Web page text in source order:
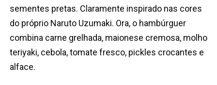
sementes pretas. Claramente inspirado nas cores
do próprio Naruto Uzumaki. Ora, o hambúrguer
combina carne grelhada, maionese cremosa, molho
teriyaki, cebola, tomate fresco, pickles crocantes e
alface.